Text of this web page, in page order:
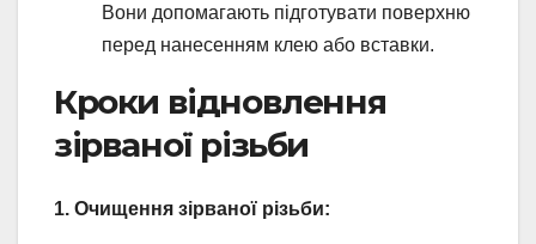
Вони допомагають підготувати поверхню
перед нанесенням клею або вставки.
Кроки відновлення
зірваної різьби
1. Очищення зірваної різьби: